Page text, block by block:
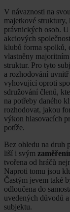
V návaznosti na
majetkové
právnických osob.
akciových
klubů forma spolků,
vlastněny
struktur. Pro tyto
a rozhodování
vyhovující oproti
sdružování členů,
na potřeby daného
rozhodovat, jakou
výkon hlasovacích
potíže.
Bez ohledu na druh
liší i svým
tvořena od hráčů
Naproti tomu jsou
Častým jevem také
odloučena do
uvedených důvodů
subjektu.